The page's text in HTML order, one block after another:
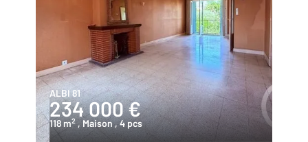
ALBI 81
234 000 €
118 m2 , Maison, 4 pcs